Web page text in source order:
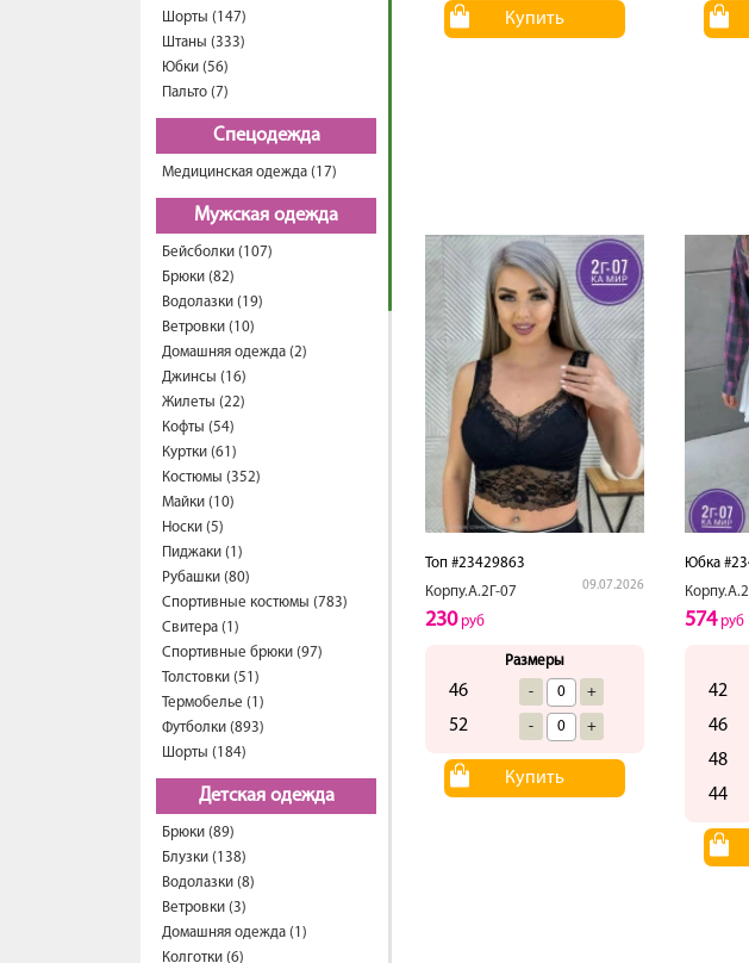
Шорты (147)
Штаны (333)
Юбки (56)
Пальто (7)
Спецодежда
Медицинская одежда (17)
Мужская одежда
Бейсболки (107)
Брюки (82)
Водолазки (19)
Ветровки (10)
Домашняя одежда (2)
Джинсы (16)
Жилеты (22)
Кофты (54)
Куртки (61)
Костюмы (352)
Майки (10)
Носки (5)
Пиджаки (1)
Рубашки (80)
Спортивные костюмы (783)
Свитера (1)
Спортивные брюки (97)
Толстовки (51)
Термобелье (1)
Футболки (893)
Шорты (184)
Детская одежда
Брюки (89)
Блузки (138)
Водолазки (8)
Ветровки (3)
Домашняя одежда (1)
Колготки (6)
Купить
Топ #23429863
Корпу.А.2Г-07
09.07.2026
230руб
Размеры
46 - +
52 - +
Купить
Юбка
574руб
42
46
48
44